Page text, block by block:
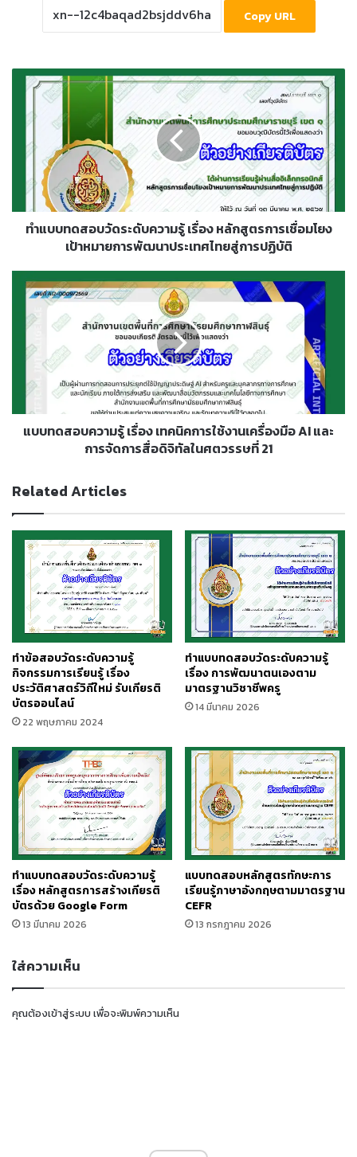
Copy URL
แบบ
ทดสอบ
ระดับ
ความ
เรื่อง
หลักสูตร
การ
หมาย
พัฒนา
ประเทศไทย
ปฏิบัติ
ทำแบบทดสอบวัดระดับความรู้ เรื่อง หลักสูตรการเชื่อมโยง
เป้าหมายการพัฒนาประเทศไทยสู่การปฏิบัติ
แบบ
ทดสอบ
ความ
เรื่อง
เทคนิค
งาน
เครื่อง
การ
จัดการ
สื่อ
ดิจิทัล
ศตวรรษ
แบบทดสอบความรู้ เรื่อง เทคนิคการใช้งานเครื่องมือ AI และ
การจัดการสื่อดิจิทัลในศตวรรษที่ 21
Related Articles
ทำข้อสอบวัดระดับความรู้
กิจกรรมการเรียนรู้ เรื่อง
ประวัติศาสตร์วิถีใหม่ รับเกียรติ
บัตรออนไลน์
22 พฤษภาคม 2024
ทำแบบทดสอบวัดระดับความรู้
เรื่อง การพัฒนาตนเองตาม
มาตรฐานวิชาชีพครู
14 มีนาคม 2026
ทำแบบทดสอบวัดระดับความรู้
เรื่อง หลักสูตรการสร้างเกียรติ
บัตรด้วย Google Form
13 มีนาคม 2026
แบบทดสอบหลักสูตรทักษะการ
เรียนรู้ภาษาอังกฤษตามมาตรฐาน
CEFR
13 กรกฎาคม 2026
ใส่ความเห็น
คุณต้องเข้าสู่ระบบ เพื่อจะพิมพ์ความเห็น